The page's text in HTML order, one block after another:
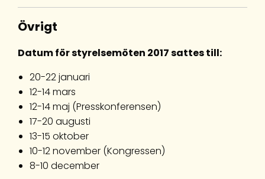
Övrigt
Datum för styrelsemöten 2017 sattes till:
20-22 januari
12-14 mars
12-14 maj (Presskonferensen)
17-20 augusti
13-15 oktober
10-12 november (Kongressen)
8-10 december